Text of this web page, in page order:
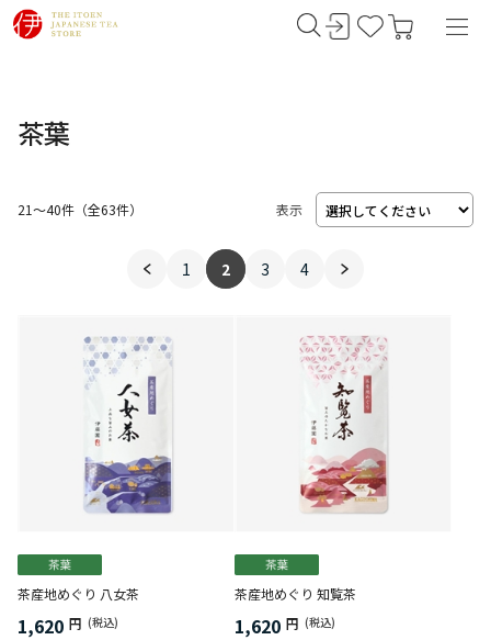
茶葉
表示
21～40件 （ 63件）
1 2 3 4
茶産地めぐり 八女茶
1,620 円 (税込)
茶産地めぐり 知覧茶
1,620 円 (税込)